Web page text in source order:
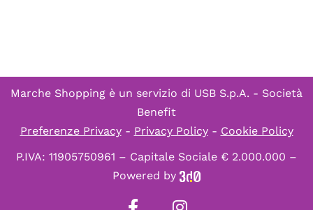
Marche Shopping è un servizio di USB S.p.A. - Società
Benefit
Preferenze Privacy- Privacy Policy- Cookie Policy
P.IVA: 11905750961 – Capitale Sociale € 2.000.000 –
Powered by